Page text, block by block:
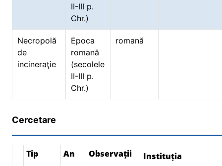
II-III p.
Chr.)
Necropolă
de
incineraţie
Epoca
romană
(secolele
II-III p.
Chr.)
romană
Cercetare
Tip An Observații Instituția